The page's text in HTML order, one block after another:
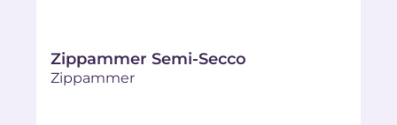
Zippammer Semi-Secco
Zippammer